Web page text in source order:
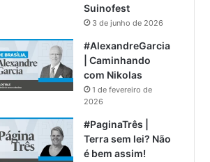
Suinofest
3 de junho de 2026
#AlexandreGarcia
| Caminhando
com Nikolas
1 de fevereiro de
2026
#PaginaTrês |
Terra sem lei? Não
é bem assim!